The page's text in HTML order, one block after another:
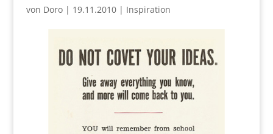
von Doro| 19.11.2010| Inspiration